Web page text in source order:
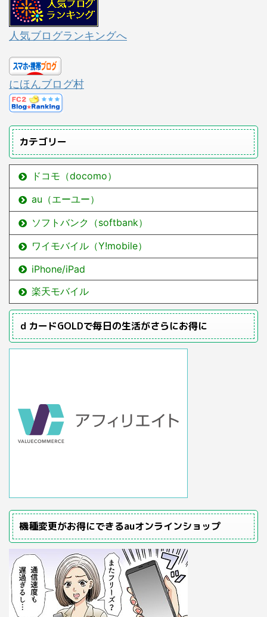
人気ブログランキングへ
にほんブログ村
カテゴリー
ドコモ（docomo）
au（エーユー）
ソフトバンク（softbank）
ワイモバイル（Y!mobile）
iPhone/iPad
楽天モバイル
ｄカードGOLDで毎日の生活がさらにお得に
機種変更がお得にできるauオンラインショップ